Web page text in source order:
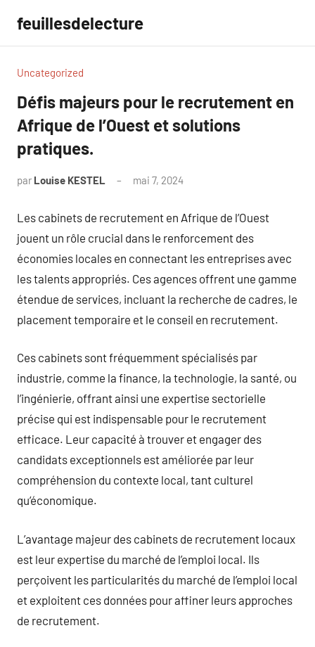
contenu
feuillesdelecture
Uncategorized
Défis majeurs pour le recrutement en
Afrique de l’Ouest et solutions
pratiques.
par Louise KESTEL mai 7, 2024
Les cabinets de recrutement en Afrique de l’Ouest
jouent un rôle crucial dans le renforcement des
économies locales en connectant les entreprises avec
les talents appropriés. Ces agences offrent une gamme
étendue de services, incluant la recherche de cadres, le
placement temporaire et le conseil en recrutement.
Ces cabinets sont fréquemment spécialisés par
industrie, comme la finance, la technologie, la santé, ou
l’ingénierie, offrant ainsi une expertise sectorielle
précise qui est indispensable pour le recrutement
efficace. Leur capacité à trouver et engager des
candidats exceptionnels est améliorée par leur
compréhension du contexte local, tant culturel
qu’économique.
L’avantage majeur des cabinets de recrutement locaux
est leur expertise du marché de l’emploi local. Ils
perçoivent les particularités du marché de l’emploi local
et exploitent ces données pour affiner leurs approches
de recrutement.